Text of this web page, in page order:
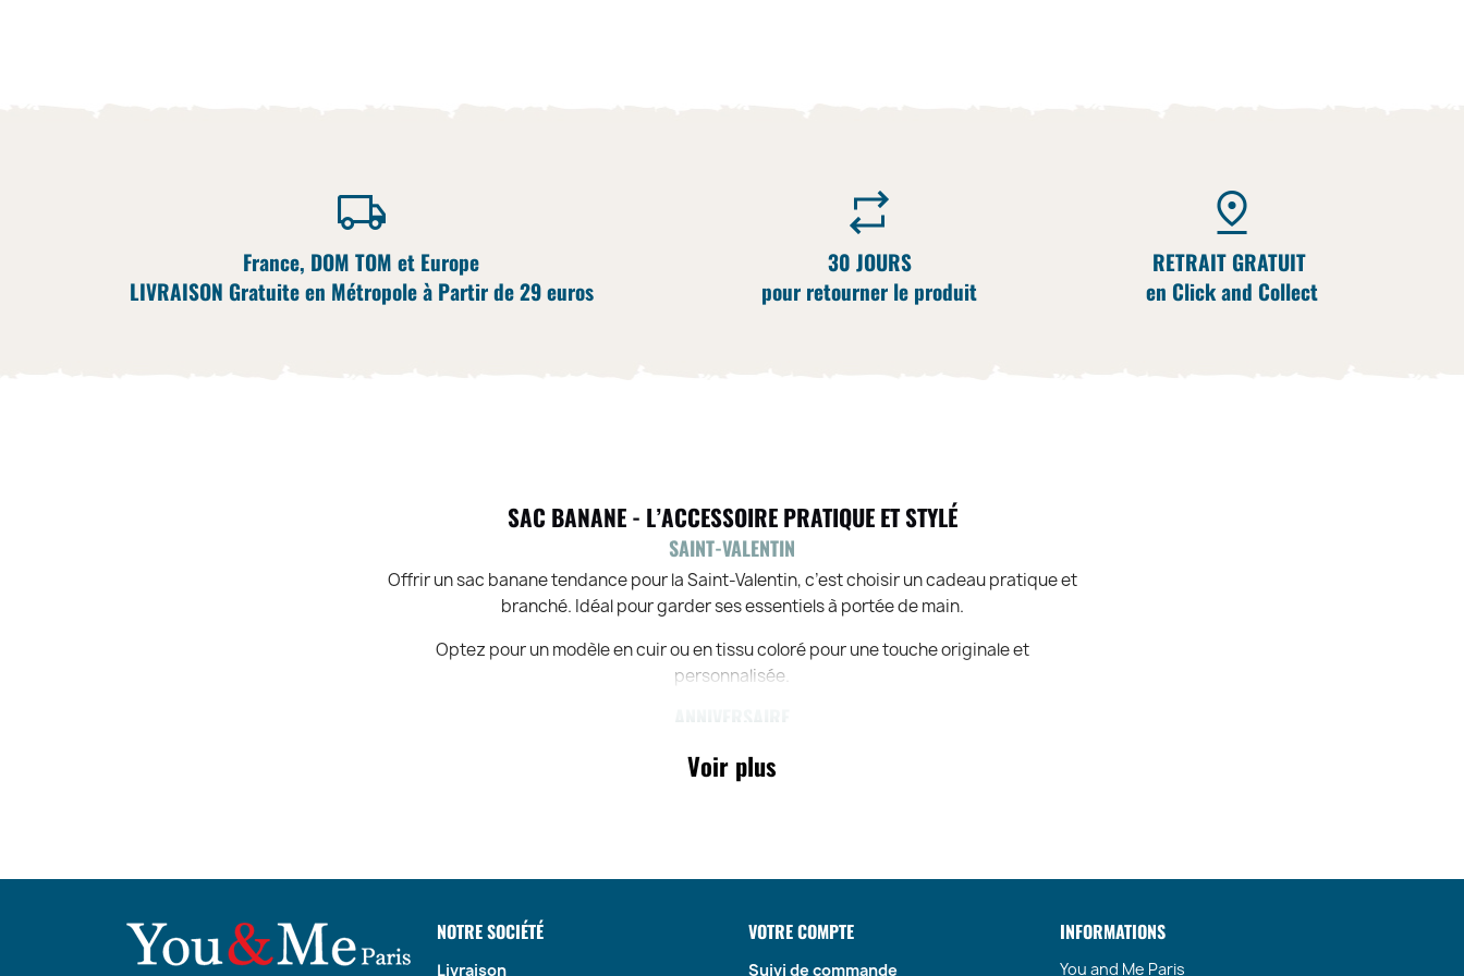
France, DOM TOM et Europe
LIVRAISON Gratuite en Métropole à Partir de 29 euros
30 JOURS
pour retourner le produit
RETRAIT GRATUIT
en Click and Collect
SAC BANANE - L’ACCESSOIRE PRATIQUE ET STYLÉ
SAINT-VALENTIN
Offrir un sac banane tendance pour la Saint-Valentin, c’est choisir un cadeau pratique et
branché. Idéal pour garder ses essentiels à portée de main.
Optez pour un modèle en cuir ou en tissu coloré pour une touche originale et
personnalisée.
praticité. Compact et ergonomique, il s’adapte à tous les styles.
FÊTE DES PÈRES
Pour un papa moderne et actif, un sac banane en cuir ou en toile est un choix idéal. Il
permet d’avoir tout à portée de main tout en gardant une allure stylée.
Voir plus
NOTRE SOCIÉTÉ
Livraison
VOTRE COMPTE
Suivi de commande
INFORMATIONS
You and Me Paris